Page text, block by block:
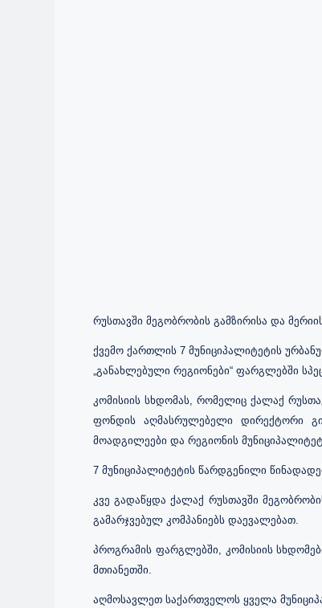
რუსთავში მეგობრობის გამზირისა და
ქვემო ქართლის 7 მუნიციპალიტეტის
„განახლებული რეგიონები“ ფარგლებში
კომისიის სხდომას, რომელიც ქალაქ
ფონდის აღმასრულებელი დირექტორი
მოადგილეები და რეგიონის
7 მუნიციპალიტეტის წარდგენილი
კვე გადაწყდა ქალაქ რუსთავში
გამარჯვებულ კომპანიებს დაევალებათ.
პროგრამის ფარგლებში, კომისიის
მთიანეთში.
აღმოსავლეთ საქართველოს ყველა